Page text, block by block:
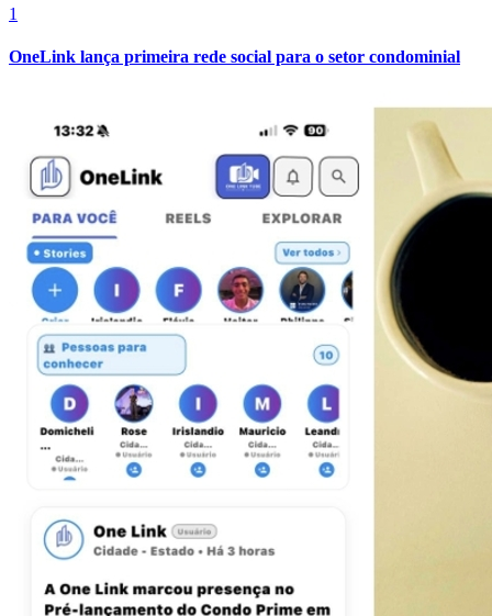
Grêmio
1
OneLink lança primeira rede social para o setor condominial